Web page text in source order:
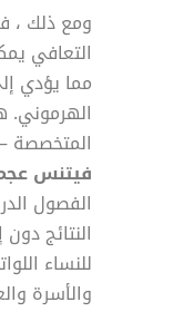
التعافي
مما يؤدي
الهرموني.
المتخصصة
فيتنس
الفصول
النتائج
للنساء
والأسرة